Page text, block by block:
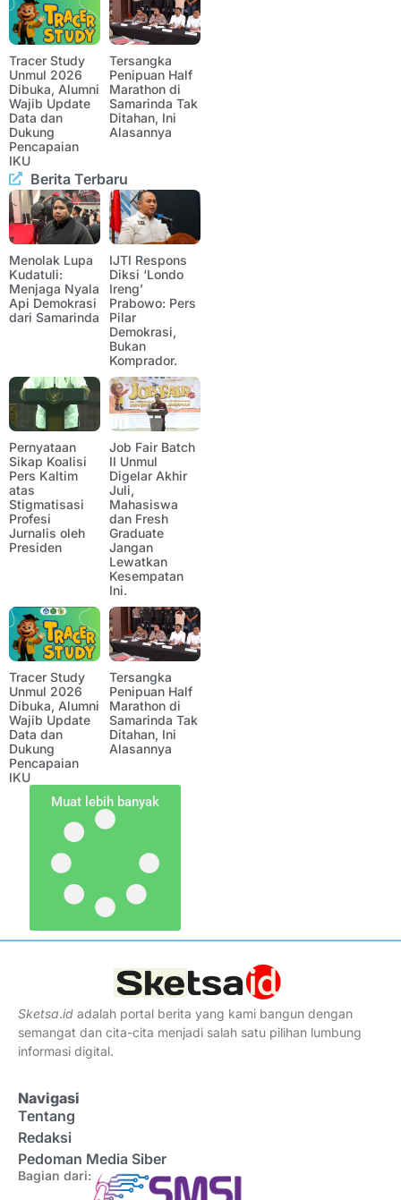
Tracer Study
Unmul 2026
Dibuka, Alumni
Wajib Update
Data dan
Dukung
Pencapaian
IKU
Tersangka
Penipuan Half
Marathon di
Samarinda Tak
Ditahan, Ini
Alasannya
Berita Terbaru
Menolak Lupa
Kudatuli:
Menjaga Nyala
Api Demokrasi
dari Samarinda
IJTI Respons
Diksi ‘Londo
Ireng’
Prabowo: Pers
Pilar
Demokrasi,
Bukan
Komprador.
Pernyataan
Sikap Koalisi
Pers Kaltim
atas
Stigmatisasi
Profesi
Jurnalis oleh
Presiden
Job Fair Batch
II Unmul
Digelar Akhir
Juli,
Mahasiswa
dan Fresh
Graduate
Jangan
Lewatkan
Kesempatan
Ini.
Tracer Study
Unmul 2026
Dibuka, Alumni
Wajib Update
Data dan
Dukung
Pencapaian
IKU
Tersangka
Penipuan Half
Marathon di
Samarinda Tak
Ditahan, Ini
Alasannya
Muat lebih banyak
Sketsa.id adalah portal berita yang kami bangun dengan
semangat dan cita-cita menjadi salah satu pilihan lumbung
informasi digital.
Navigasi
Tentang
Redaksi
Pedoman Media Siber
Bagian dari: